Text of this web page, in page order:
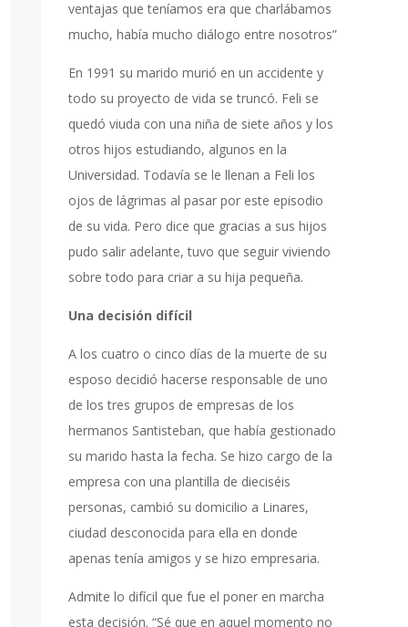
ventajas que teníamos era que charlábamos
mucho, había mucho diálogo entre nosotros”
En 1991 su marido murió en un accidente y
todo su proyecto de vida se truncó. Feli se
quedó viuda con una niña de siete años y los
otros hijos estudiando, algunos en la
Universidad. Todavía se le llenan a Feli los
ojos de lágrimas al pasar por este episodio
de su vida. Pero dice que gracias a sus hijos
pudo salir adelante, tuvo que seguir viviendo
sobre todo para criar a su hija pequeña.
Una decisión difícil
A los cuatro o cinco días de la muerte de su
esposo decidió hacerse responsable de uno
de los tres grupos de empresas de los
hermanos Santisteban, que había gestionado
su marido hasta la fecha. Se hizo cargo de la
empresa con una plantilla de dieciséis
personas, cambió su domicilio a Linares,
ciudad desconocida para ella en donde
apenas tenía amigos y se hizo empresaria.
Admite lo difícil que fue el poner en marcha
esta decisión. “Sé que en aquel momento no